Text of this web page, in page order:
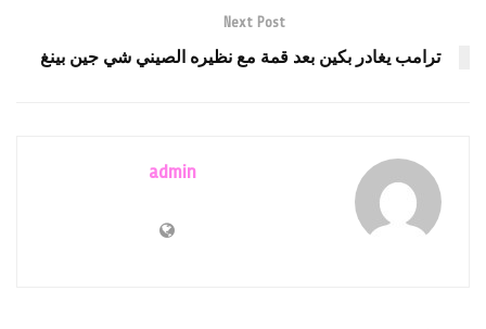
Next Post
ترامب يغادر بكين بعد قمة مع نظيره الصيني شي جين بينغ
admin